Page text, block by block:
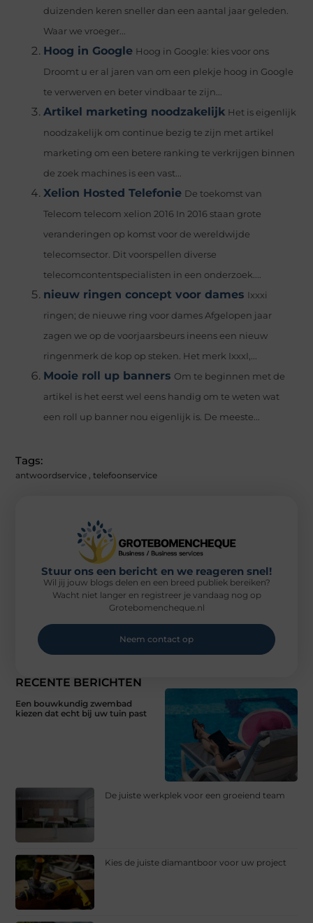
duizenden keren sneller dan een aantal jaar geleden.
Waar we vroeger...
Hoog in Google Hoog in Google: kies voor ons
Droomt u er al jaren van om een plekje hoog in Google
te verwerven en beter vindbaar te zijn...
Artikel marketing noodzakelijk Het is eigenlijk
noodzakelijk om continue bezig te zijn met artikel
marketing om een betere ranking te verkrijgen binnen
de zoek machines is een vast...
Xelion Hosted Telefonie De toekomst van
Telecom telecom xelion 2016 In 2016 staan grote
veranderingen op komst voor de wereldwijde
telecomsector. Dit voorspellen diverse
telecomcontentspecialisten in een onderzoek....
nieuw ringen concept voor dames Ixxxi
ringen; de nieuwe ring voor dames Afgelopen jaar
zagen we op de voorjaarsbeurs ineens een nieuw
ringenmerk de kop op steken. Het merk IxxxI,...
Mooie roll up banners Om te beginnen met de
artikel is het eerst wel eens handig om te weten wat
een roll up banner nou eigenlijk is. De meeste...
Tags:
antwoordservice ,telefoonservice
RECENTE BERICHTEN
Een bouwkundig zwembad
kiezen dat echt bij uw tuin past
De juiste werkplek voor een groeiend team
Kies de juiste diamantboor voor uw project
Stuur ons een bericht en we reageren snel!
Wil jij jouw blogs delen en een breed publiek bereiken?
Wacht niet langer en registreer je vandaag nog op
Grotebomencheque.nl
Neem contact op